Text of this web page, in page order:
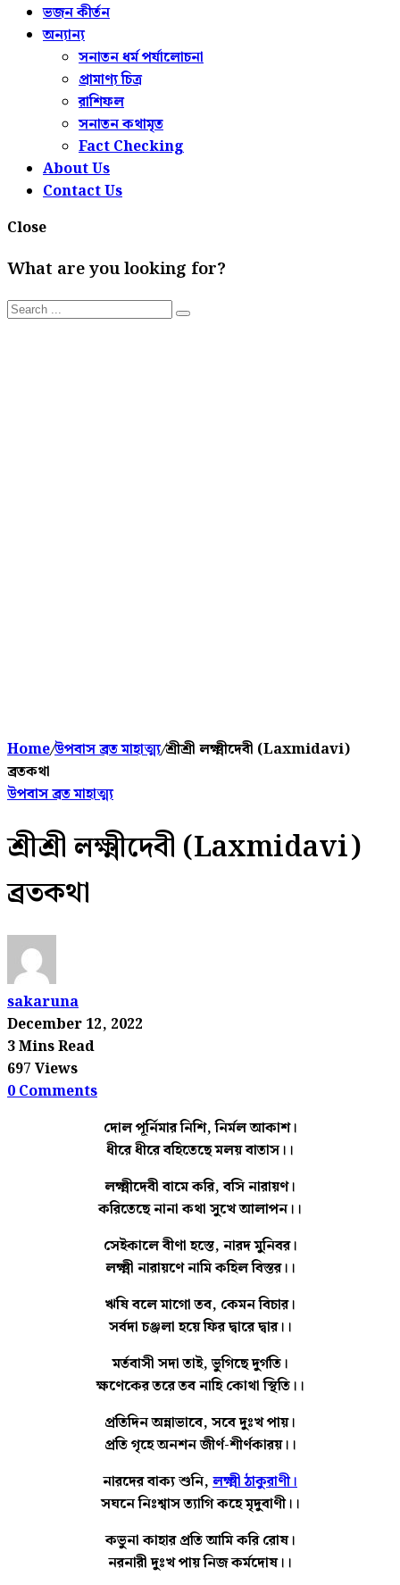
ভজন কীর্তন
অন্যান্য
সনাতন ধর্ম পর্যালোচনা
প্রামাণ্য চিত্র
রাশিফল
সনাতন কথামৃত
Fact Checking
About Us
Contact Us
Close
What are you looking for?
Home/উপবাস ব্রত মাহাত্ম্য/শ্রীশ্রী লক্ষ্মীদেবী (Laxmidavi)
ব্রতকথা
উপবাস ব্রত মাহাত্ম্য
শ্রীশ্রী লক্ষ্মীদেবী (Laxmidavi)
ব্রতকথা
sakaruna
December 12, 2022
3 Mins Read
697 Views
0 Comments
দোল পূর্নিমার নিশি, নির্মল আকাশ।
ধীরে ধীরে বহিতেছে মলয় বাতাস।।
লক্ষ্মীদেবী বামে করি, বসি নারায়ণ।
করিতেছে নানা কথা সুখে আলাপন।।
সেইকালে বীণা হস্তে, নারদ মুনিবর।
লক্ষ্মী নারায়ণে নামি কহিল বিস্তর।।
ঋষি বলে মাগো তব, কেমন বিচার।
সর্বদা চঞ্জলা হয়ে ফির দ্বারে দ্বার।।
মর্তবাসী সদা তাই, ভুগিছে দুর্গতি।
ক্ষণেকের তরে তব নাহি কোথা স্থিতি।।
প্রতিদিন অন্নাভাবে, সবে দুঃখ পায়।
প্রতি গৃহে অনশন জীর্ণ-শীর্ণকারয়।।
নারদের বাক্য শুনি, লক্ষ্মী ঠাকুরাণী।
সঘনে নিঃশ্বাস ত্যাগি কহে মৃদুবাণী।।
কভুনা কাহার প্রতি আমি করি রোষ।
নরনারী দুঃখ পায় নিজ কর্মদোষ।।